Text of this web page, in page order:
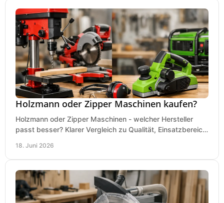
Holzmann oder Zipper Maschinen kaufen?
Holzmann oder Zipper Maschinen - welcher Hersteller
passt besser? Klarer Vergleich zu Qualität, Einsatzbereich,
18. Juni 2026